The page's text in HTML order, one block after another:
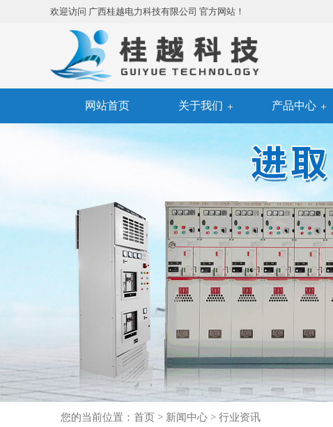
欢迎访问 广西桂越电力科技有限公司 官方网站！
网站首页 关于我们 产品中心
您的当前位置： 首页 > 新闻中心 > 行业资讯